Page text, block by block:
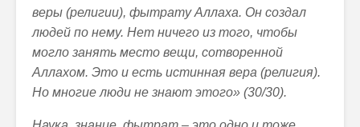
веры (религии), фытрату Аллаха. Он создал
людей по нему. Нет ничего из того, чтобы
могло занять место вещи, сотворенной
Аллахом. Это и есть истинная вера (религия).
Но многие люди не знают этого» (30/30).